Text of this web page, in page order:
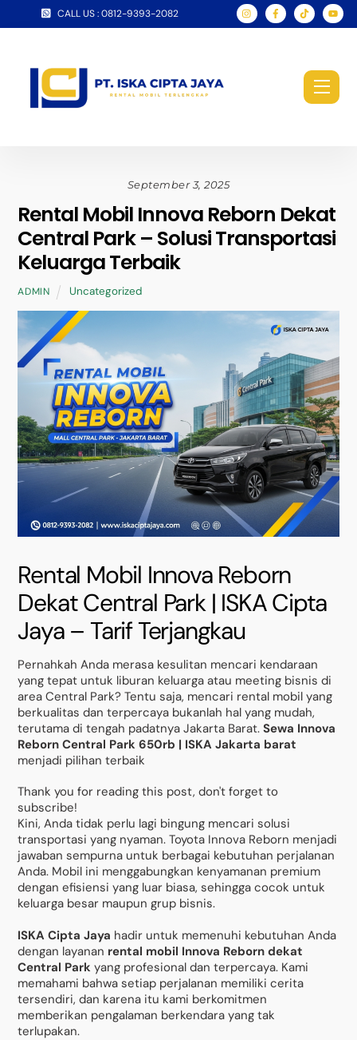
CALL US : 0812-9393-2082
September 3, 2025
Rental Mobil Innova Reborn Dekat
Central Park – Solusi Transportasi
Keluarga Terbaik
ADMIN Uncategorized
Rental Mobil Innova Reborn
Dekat Central Park | ISKA Cipta
Jaya – Tarif Terjangkau
Pernahkah Anda merasa kesulitan mencari kendaraan
yang tepat untuk liburan keluarga atau meeting bisnis di
area Central Park? Tentu saja, mencari rental mobil yang
berkualitas dan terpercaya bukanlah hal yang mudah,
terutama di tengah padatnya Jakarta Barat.Sewa Innova
Reborn Central Park 650rb | ISKA Jakarta barat
menjadi pilihan terbaik
Thank you for reading this post, don't forget to
subscribe!
Kini, Anda tidak perlu lagi bingung mencari solusi
transportasi yang nyaman. Toyota Innova Reborn menjadi
jawaban sempurna untuk berbagai kebutuhan perjalanan
Anda. Mobil ini menggabungkan kenyamanan premium
dengan efisiensi yang luar biasa, sehingga cocok untuk
keluarga besar maupun grup bisnis.
ISKA Cipta Jaya hadir untuk memenuhi kebutuhan Anda
dengan layanan rental mobil Innova Reborn dekat
Central Park yang profesional dan terpercaya. Kami
memahami bahwa setiap perjalanan memiliki cerita
tersendiri, dan karena itu kami berkomitmen
memberikan pengalaman berkendara yang tak
terlupakan.